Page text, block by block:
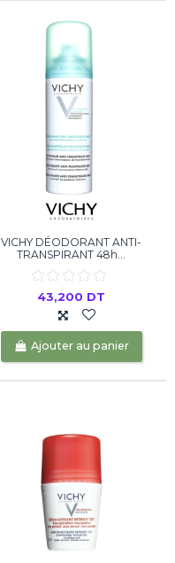
VICHY DÉODORANT ANTI-
TRANSPIRANT 48h...
43,200 DT
Ajouter au panier